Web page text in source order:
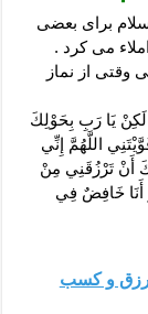
برای بعضی
می کرد .
وقتی از نماز
لَكِنْ يَا رَبِ‏ بِحَوْلِكَ‏
اللَّهُمَّ إِنِّي
أَنْ تَرْزُقَنِي مِنْ
أَنَا خَافِضٌ فِي
رزق و کسب